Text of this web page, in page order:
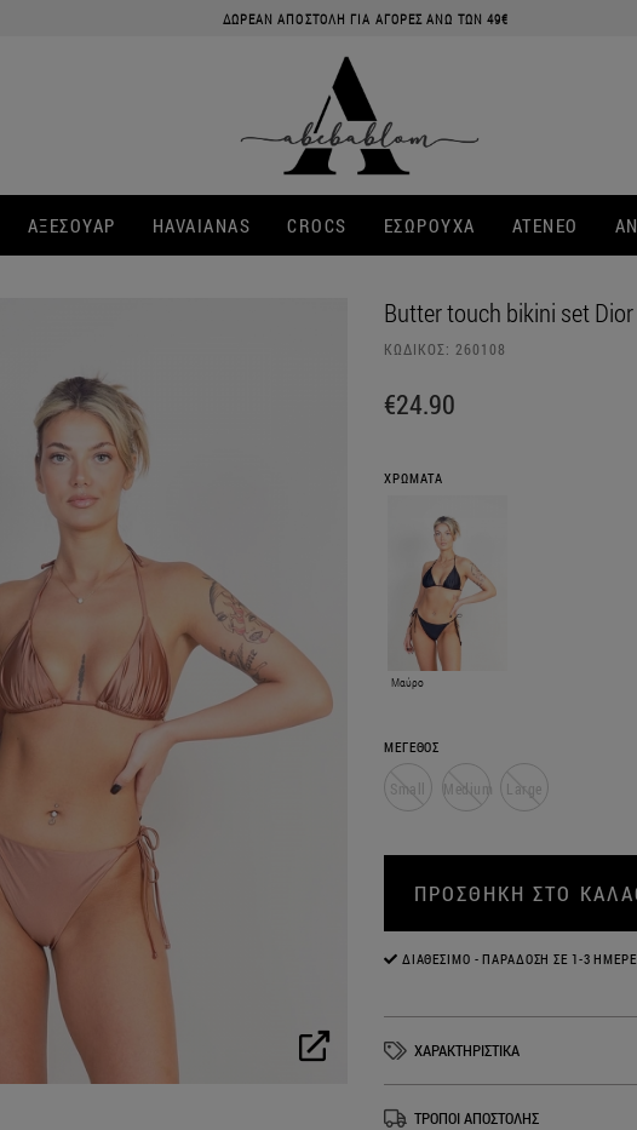
ΔΩΡΕΑΝ ΑΠΟΣΤΟΛΗ ΓΙΑ ΑΓΟΡΕΣ ΑΝΩ ΤΩΝ 49€
ΑΞΕΣΟΥΑΡ HAVAIANAS CROCS ΕΣΩΡΟΥΧΑ ATENEO
Butter touch bikini set Dior
ΚΩΔΙΚΟΣ: 260108
€24.90
ΧΡΩΜΑΤΑ
Μαύρο
ΜΕΓΕΘΟΣ
Small Medium Large
ΠΡΟΣΘΗΚΗ ΣΤΟ
ΔΙΑΘΈΣΙΜΟ - ΠΑΡΆΔΟΣΗ ΣΕ 1-3
ΧΑΡΑΚΤΗΡΙΣΤΙΚΑ
ΤΡΟΠΟΙ ΑΠΟΣΤΟΛΗΣ